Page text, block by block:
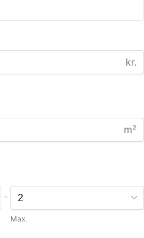
kr.
m²
-
Max.